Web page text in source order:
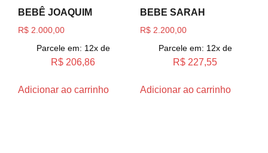
BEBÊ JOAQUIM
R$ 2.000,00
Parcele em: 12x de
R$ 206,86
Adicionar ao carrinho
BEBE SARAH
R$ 2.200,00
Parcele em: 12x de
R$ 227,55
Adicionar ao carrinho